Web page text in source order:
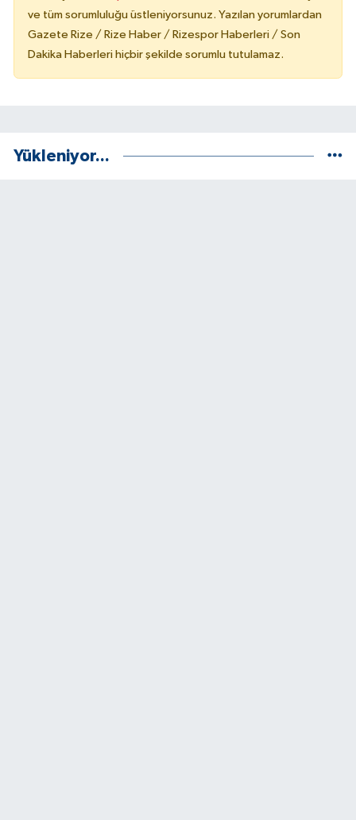
ve tüm sorumluluğu üstleniyorsunuz. Yazılan yorumlardan
Gazete Rize / Rize Haber / Rizespor Haberleri / Son
Dakika Haberleri hiçbir şekilde sorumlu tutulamaz.
Yükleniyor...